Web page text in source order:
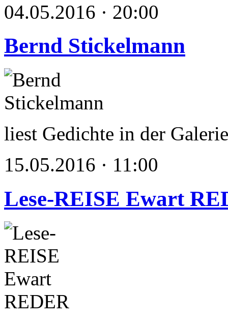
04.05.2016 · 20:00
Bernd Stickelmann
liest Gedichte in der
15.05.2016 · 11:00
Lese-REISE Ewart